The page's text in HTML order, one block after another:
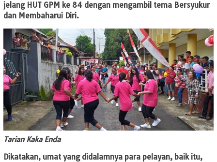
jelang HUT GPM ke 84 dengan mengambil tema Bersyukur
dan Membaharui Diri.
Tarian KakaEnda
Dikatakan, umat yang didalamnya para pelayan, baik itu,